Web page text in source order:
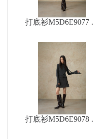
打底衫M5D6E9077 短
打底衫M5D6E9078 短